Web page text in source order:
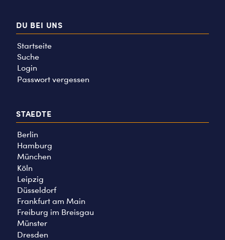
DU BEI UNS
Startseite
Suche
Login
Passwort vergessen
STAEDTE
Berlin
Hamburg
München
Köln
Leipzig
Düsseldorf
Frankfurt am Main
Freiburg im Breisgau
Münster
Dresden